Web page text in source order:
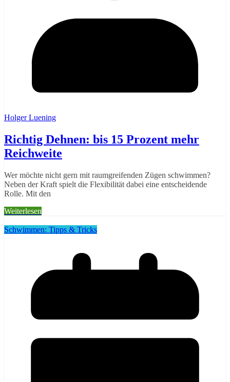
Holger Luening
Richtig Dehnen: bis 15 Prozent mehr
Reichweite
Wer möchte nicht gern mit raumgreifenden Zügen schwimmen?
Neben der Kraft spielt die Flexibilität dabei eine entscheidende
Rolle. Mit den
Weiterlesen
Schwimmen: Tipps & Tricks